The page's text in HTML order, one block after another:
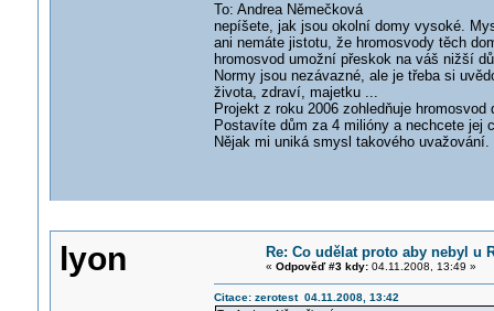
To: Andrea Němečková
nepíšete, jak jsou okolní domy vysoké.
ani nemáte jistotu, že hromosvody těch
hromosvod umožní přeskok na váš nižší
Normy jsou nezávazné, ale je třeba si
života, zdraví, majetku ...
Projekt z roku 2006 zohledňuje
Postavíte dům za 4 milióny a nechcete jej
Nějak mi uniká smysl takového uvažování.
lyon Re: Co udělat proto aby nebyl u
« Odpověď #3 kdy:04.11.2008, 13:49 »
Citace: zerotest 04.11.2008, 13:42